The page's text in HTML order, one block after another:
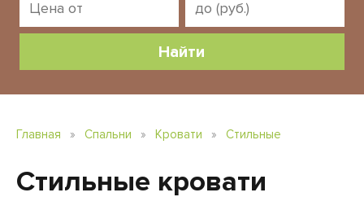
Главная » Спальни » Кровати » Стильные
Стильные кровати